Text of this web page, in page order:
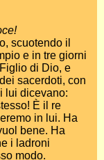
scuotendo il
e in tre giorni
di Dio, e
sacerdoti, con
lui dicevano:
È il re
in lui. Ha
bene. Ha
i ladroni
modo.